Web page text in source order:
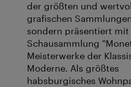
der größten und
grafischen
sondern präsentiert
Schausammlung
Meisterwerke der
Moderne. Als größtes
habsburgisches